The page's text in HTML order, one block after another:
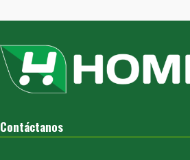
Contáctanos